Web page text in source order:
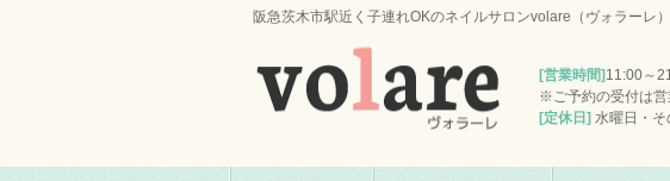
阪急茨木市駅近く子連れOKのネイルサロンvolare（ヴォラーレ
[営業時間] 11:00～
※ご予約の受付は営
[定休日] 水曜日・